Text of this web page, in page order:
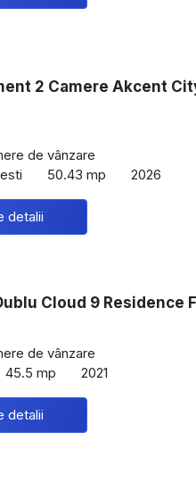
2 Camere Akcent
de vânzare
50.43 mp 2026
detalii
Cloud 9 Residence
de vânzare
45.5 mp 2021
detalii